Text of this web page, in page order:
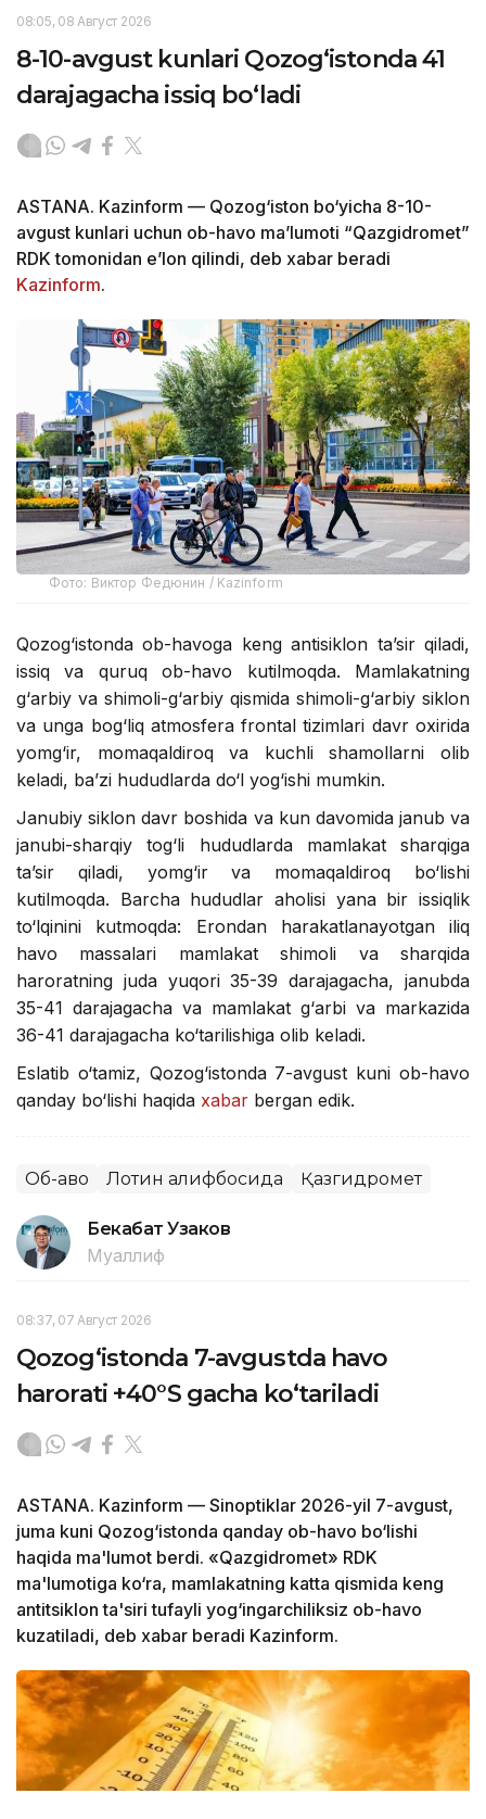
08:05, 08 Август 2026
8-10-avgust kunlari Qozog‘istonda 41
darajagacha issiq bo‘ladi
ASTANA. Kazinform — Qozog‘iston bo‘yicha 8-10-
avgust kunlari uchun ob-havo ma’lumoti “Qazgidromet”
RDK tomonidan e’lon qilindi, deb xabar beradi
Kazinform.
Фото: Виктор Федюнин / Kazinform
Qozog‘istonda ob-havoga keng antisiklon ta’sir qiladi,
issiq va quruq ob-havo kutilmoqda. Mamlakatning
g‘arbiy va shimoli-g‘arbiy qismida shimoli-g‘arbiy siklon
va unga bog‘liq atmosfera frontal tizimlari davr oxirida
yomg‘ir, momaqaldiroq va kuchli shamollarni olib
keladi, ba’zi hududlarda do‘l yog‘ishi mumkin.
Janubiy siklon davr boshida va kun davomida janub va
janubi-sharqiy tog‘li hududlarda mamlakat sharqiga
ta’sir qiladi, yomg‘ir va momaqaldiroq bo‘lishi
kutilmoqda. Barcha hududlar aholisi yana bir issiqlik
to‘lqinini kutmoqda: Erondan harakatlanayotgan iliq
havo massalari mamlakat shimoli va sharqida
haroratning juda yuqori 35-39 darajagacha, janubda
35-41 darajagacha va mamlakat g‘arbi va markazida
36-41 darajagacha ko‘tarilishiga olib keladi.
Eslatib o‘tamiz, Qozog‘istonda 7-avgust kuni ob-havo
qanday bo‘lishi haqida xabar bergan edik.
Об-ҳаво Лотин алифбосида Қазгидромет
Бекабат Узаков
Муаллиф
08:37, 07 Август 2026
Qozog‘istonda 7-avgustda havo
harorati +40°S gacha ko‘tariladi
ASTANA. Kazinform — Sinoptiklar 2026-yil 7-avgust,
juma kuni Qozog‘istonda qanday ob-havo bo‘lishi
haqida ma'lumot berdi. «Qazgidromet» RDK
ma'lumotiga ko‘ra, mamlakatning katta qismida keng
antitsiklon ta'siri tufayli yog‘ingarchiliksiz ob-havo
kuzatiladi, deb xabar beradi Kazinform.